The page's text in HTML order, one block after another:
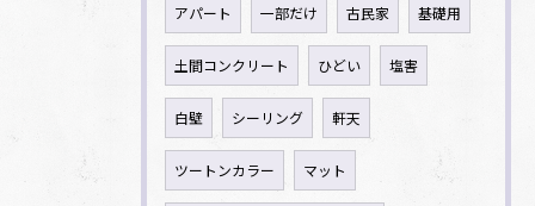
アパート 一部だけ 古民家 基礎用
土間コンクリート ひどい 塩害
白壁 シーリング 軒天
ツートンカラー マット